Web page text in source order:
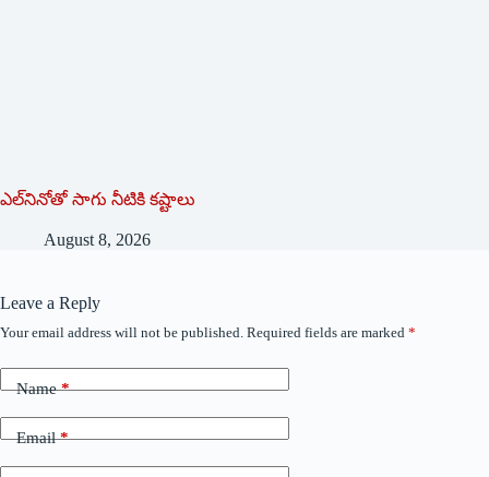
ఎల్‌నినోతో సాగు నీటికి కష్టాలు
August 8, 2026
Leave a Reply
Your email address will not be published. Required fields are marked *
Name*
Email*